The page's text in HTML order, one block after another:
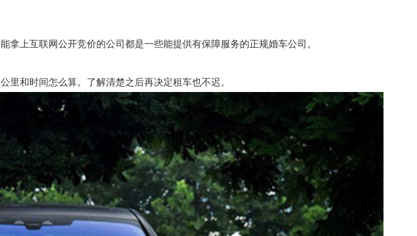
上互联网公开竞价的公司都是一些能提供有保障服务的正规婚车公司。
和时间怎么算。了解清楚之后再决定租车也不迟。